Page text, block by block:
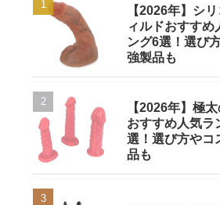
【2026年】シ
ィルドおすすめ
ング6選！選び
強製品も
【2026年】極
おすすめ人気ラ
選！選び方やコ
品も